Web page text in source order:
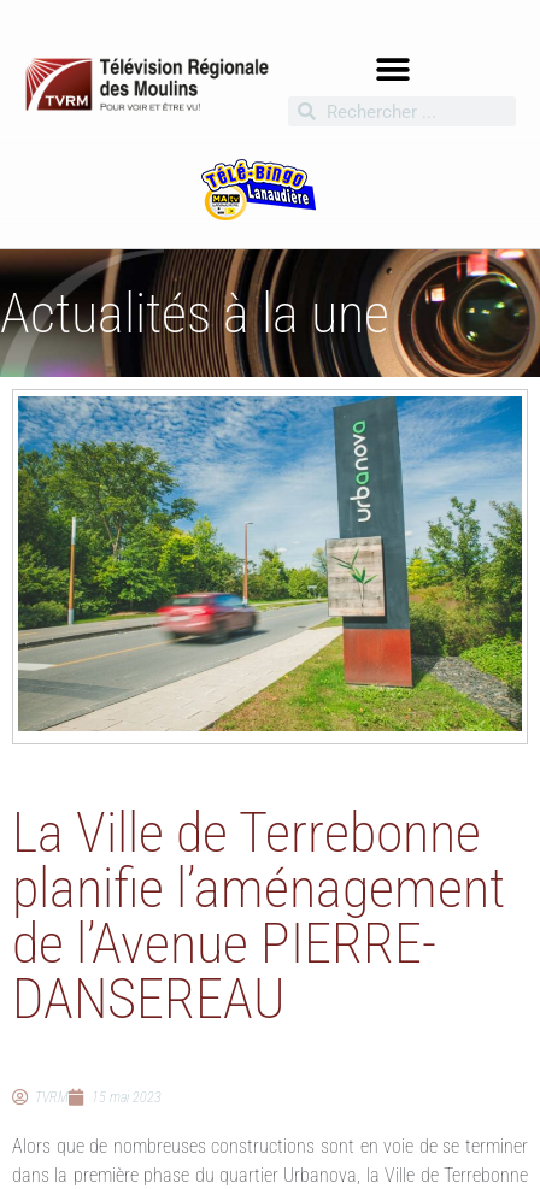
Actualités à la une
La Ville de Terrebonne
planifie l’aménagement
de l’Avenue PIERRE-
DANSEREAU
TVRM 15 mai 2023
Alors que de nombreuses constructions sont en voie de se terminer
dans la première phase du quartier Urbanova, la Ville de Terrebonne